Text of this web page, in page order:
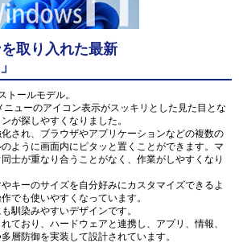
取り入れた最新
トールモデル。
ューのアイコン表示がスッキリとした見た目とな
が探しやすくなりました。
され、ブラウザやアプリケーションなどの複数の
ように画面内にピタッと置くことができます。マ
士が重なり合うことがなく、作業がしやすくなり
キーのサイズを自分好みにカスタマイズできるよ
でも使いやすくなっています。
馴染みやすいデザインです。
ており、ハードウェアと連携し、アプリ、情報、
層防御を実装して設計されています。